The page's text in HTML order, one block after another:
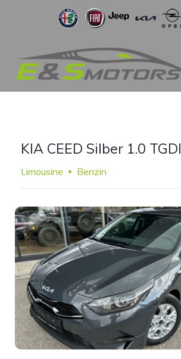
KIA CEED Silber 1.0 TGDI
Limousine Benzin